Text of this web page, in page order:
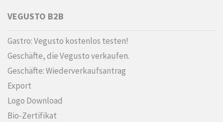
VEGUSTO B2B
Gastro: Vegusto kostenlos testen!
Geschäfte, die Vegusto verkaufen.
Geschäfte: Wiederverkaufsantrag
Export
Logo Download
Bio-Zertifikat